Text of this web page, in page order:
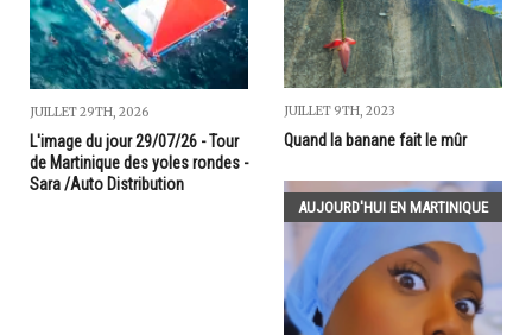
JUILLET 29TH, 2026
L'image du jour 29/07/26 - Tour
de Martinique des yoles rondes -
Sara /Auto Distribution
JUILLET 9TH, 2023
Quand la banane fait le mûr
AUJOURD'HUI EN MARTINIQUE